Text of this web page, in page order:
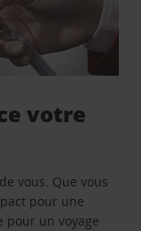
votre
vous. Que vous
pour une
pour un voyage